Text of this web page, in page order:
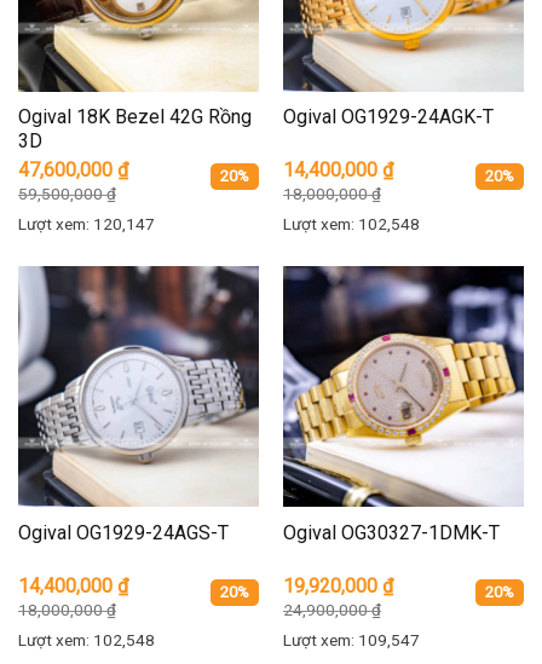
Ogival 18K Bezel 42G Rồng
3D
47,600,000 ₫
59,500,000₫
20%
Lượt xem: 120,147
Ogival OG1929-24AGK-T
14,400,000 ₫
18,000,000₫
20%
Lượt xem: 102,548
Ogival OG1929-24AGS-T
14,400,000 ₫
18,000,000₫
20%
Lượt xem: 102,548
Ogival OG30327-1DMK-T
19,920,000 ₫
24,900,000₫
20%
Lượt xem: 109,547